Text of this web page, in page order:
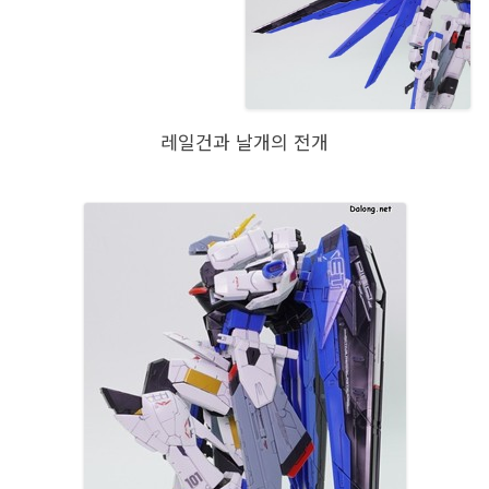
레일건과 날개의 전개